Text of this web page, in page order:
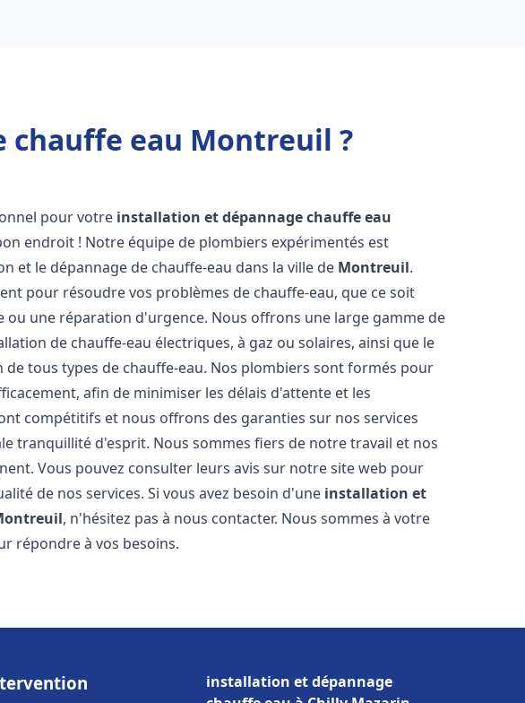
chauffe eau Montreuil ?
pour votre installation et dépannage chauffe eau
endroit ! Notre équipe de plombiers expérimentés est
et le dépannage de chauffe-eau dans la ville de Montreuil.
pour résoudre vos problèmes de chauffe-eau, que ce soit
ou une réparation d'urgence. Nous offrons une large gamme de
de chauffe-eau électriques, à gaz ou solaires, ainsi que le
tous types de chauffe-eau. Nos plombiers sont formés pour
afin de minimiser les délais d'attente et les
compétitifs et nous offrons des garanties sur nos services
tranquillité d'esprit. Nous sommes fiers de notre travail et nos
Vous pouvez consulter leurs avis sur notre site web pour
de nos services. Si vous avez besoin d'une installation et
, n'hésitez pas à nous contacter. Nous sommes à votre
répondre à vos besoins.
installation et dépannage